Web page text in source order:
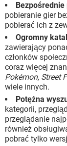
pobieranie gier
pobierać ich z
Ogromny
zawierający
członków
coraz więcej
Pokémon, Street
wiele innych.
Potężna
kategorii,
przeglądanie
również
pobrać tylko